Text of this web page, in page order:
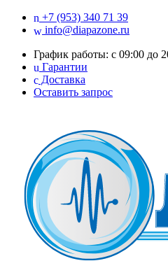
+7 (953) 340 71 39
info@diapazone.ru
График работы: с 09:00 до
Гарантии
Доставка
Оставить запрос